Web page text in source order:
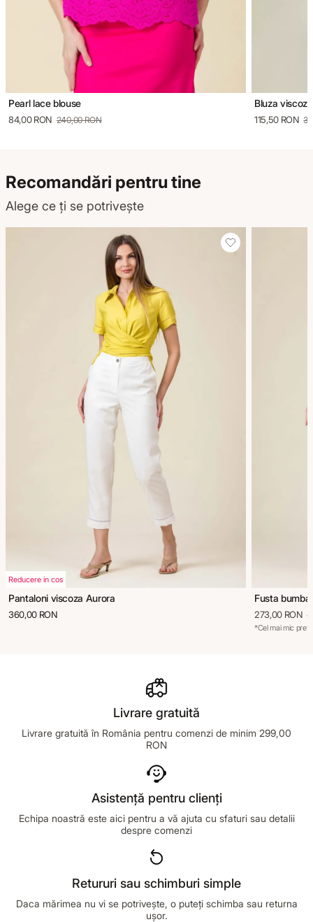
Pearl lace blouse
84,00 RON 240,00 RON
Bluza
115,50 RON
Recomandări pentru tine
Alege ce ți se potrivește
Reducere in cos
Pantaloni viscoza Aurora
360,00 RON
Fusta
273,00 RON
*Cel mai mic preț
Livrare gratuită
Livrare gratuită în România pentru comenzi de minim 299,00
RON
Asistență pentru clienți
Echipa noastră este aici pentru a vă ajuta cu sfaturi sau detalii
despre comenzi
Retururi sau schimburi simple
Daca mărimea nu vi se potrivește, o puteți schimba sau returna
ușor.